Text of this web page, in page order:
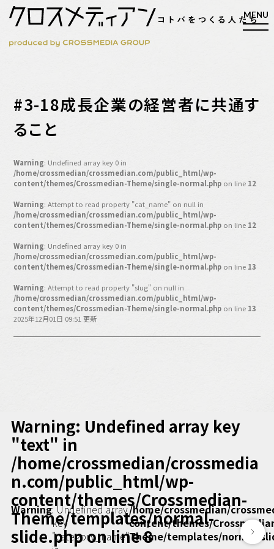
検索
マガジン
新刊ができるまで
EVENT
編集4.0
シンカケイコウホウ
バックオフィス
その他
動画
ビジネス・ブック・アカデミー
コンディショニング
編集4.0
その他
ラジオ
Podcast番組
「ビジネス・ブック・アカデミー」
Podcast番組
「小早川幸一郎の編集者で経営者」
#3-18成長企業の経営者に共通す
ること
Warning: Undefined array key 0 in
/home/crossmedian/crossmedian.com/public_html/wp-
content/themes/Crossmedian-Theme/single-normal.php on line 12
Warning: Attempt to read property "cat_name" on null in
/home/crossmedian/crossmedian.com/public_html/wp-
content/themes/Crossmedian-Theme/single-normal.php on line 12
Warning: Undefined array key 0 in
/home/crossmedian/crossmedian.com/public_html/wp-
content/themes/Crossmedian-Theme/single-normal.php on line 13
Warning: Attempt to read property "slug" on null in
/home/crossmedian/crossmedian.com/public_html/wp-
content/themes/Crossmedian-Theme/single-normal.php on line 13
2025年12月01日 09:51 更新
Warning: Undefined array key
"text" in
/home/crossmedian/crossmedia
n.com/public_html/wp-
content/themes/Crossmedian-
Theme/templates/normal-
slide.phpon line8
Warning: Undefined array
key
"category_name"
/home/crossmedian/
content/themes/
Theme/templates/normal-